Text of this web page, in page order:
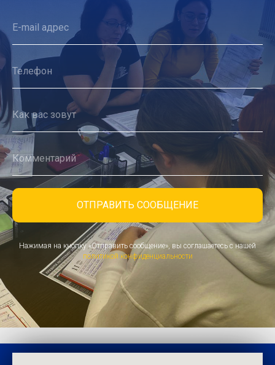
E-mail адрес
Телефон
Как вас зовут
Комментарий
ОТПРАВИТЬ СООБЩЕНИЕ
Нажимая на кнопку «Отправить сообщение», вы соглашаетесь с нашей
политикой конфиденциальности